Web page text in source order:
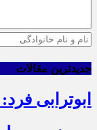
جدیدترین مقالات
ابوترابی